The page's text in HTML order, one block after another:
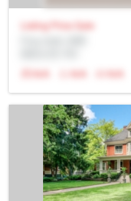
Listing Price Sale
N/A
N/A N/A